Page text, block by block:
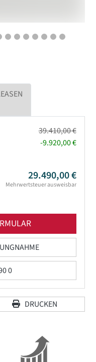
39.410,00 €
-9.920,00 €
29.490,00 €
Mehrwertsteuer ausweisbar
0
DRUCKEN